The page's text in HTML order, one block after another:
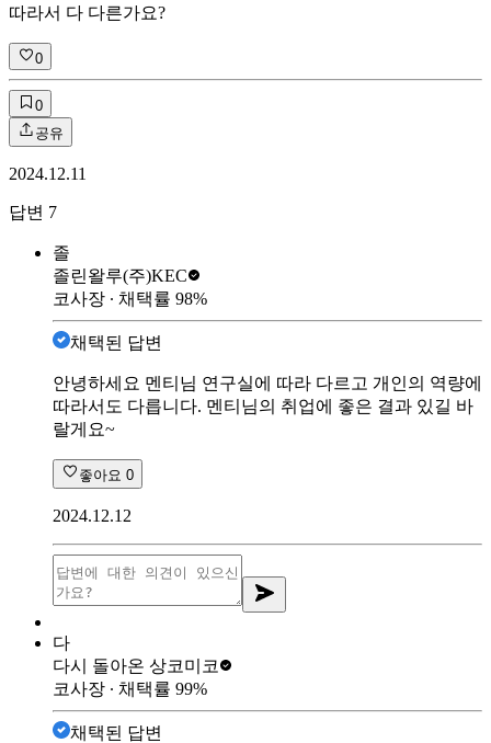
따라서 다 다른가요?
0
0
공유
2024.12.11
답변 7
졸
졸린왈루(주)KEC
코사장 ∙ 채택률 98%
채택된 답변
안녕하세요 멘티님 연구실에 따라 다르고 개인의 역량에
따라서도 다릅니다. 멘티님의 취업에 좋은 결과 있길 바
랄게요~
좋아요 0
2024.12.12
다
다시 돌아온 상코미코
코사장 ∙ 채택률 99%
채택된 답변